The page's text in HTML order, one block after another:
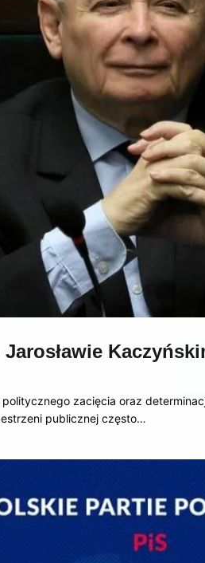
politycznego zacięcia oraz
publicznej często…